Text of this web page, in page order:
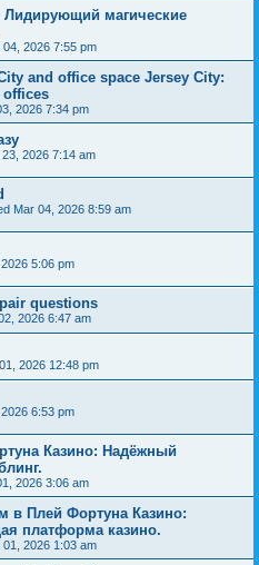
Лидирующий магические
04, 2026 7:55 pm
and office space Jersey City:
2026 7:34 pm
2026 7:14 am
Mar 04, 2026 8:59 am
5:06 pm
questions
2026 6:47 am
2026 12:48 pm
6:53 pm
Казино: Надёжный
2026 3:06 am
в Плей Фортуна Казино:
платформа казино.
01, 2026 1:03 am